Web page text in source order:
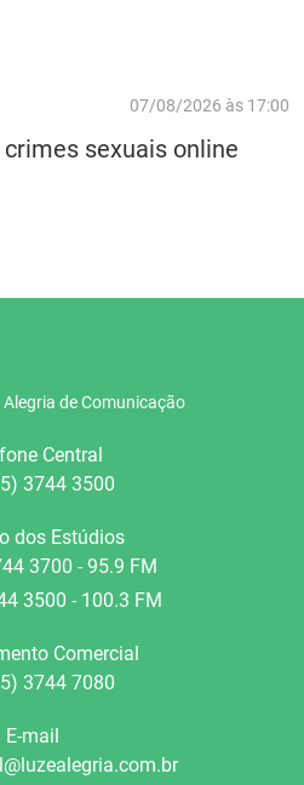
07/08/2026 às 17:00
sexuais online
de Comunicação
Central
3744 3500
dos Estúdios
3700 - 95.9 FM
3500 - 100.3 FM
Comercial
3744 7080
E-mail